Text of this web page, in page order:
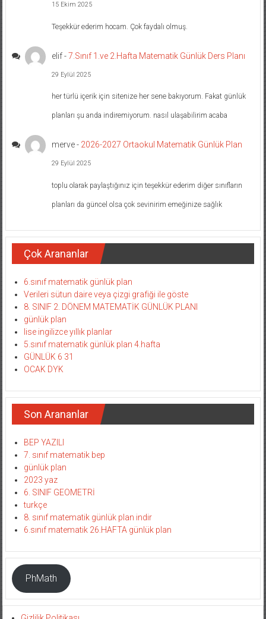
15 Ekim 2025
Teşekkür ederim hocam. Çok faydalı olmuş.
elif-7.Sınıf 1.ve 2.Hafta Matematik Günlük Ders Planı
29 Eylül 2025
her türlü içerik için sitenize her sene bakıyorum. Fakat günlük
planları şu anda indiremiyorum. nasıl ulaşabilirim acaba
merve- 2026-2027 Ortaokul Matematik Günlük Plan
29 Eylül 2025
toplu olarak paylaştığınız için teşekkür ederim diğer sınıfların
planları da güncel olsa çok sevinirim emeğinize sağlık
Çok Arananlar
6.sınıf matematik günlük plan
Verileri sütun daire veya çizgi grafiği ile göste
8. SINIF 2. DÖNEM MATEMATİK GÜNLÜK PLANI
günlük plan
lise ingilizce yıllık planlar
5.sınıf matematik günlük plan 4.hafta
GÜNLÜK 6 31
OCAK DYK
Son Arananlar
BEP YAZILI
7. sınıf matematik bep
günlük plan
2023 yaz
6. SINIF GEOMETRİ
turkçe
8. sınıf matematik günlük plan indir
6.sınıf matematik 26.HAFTA günlük plan
PhMath